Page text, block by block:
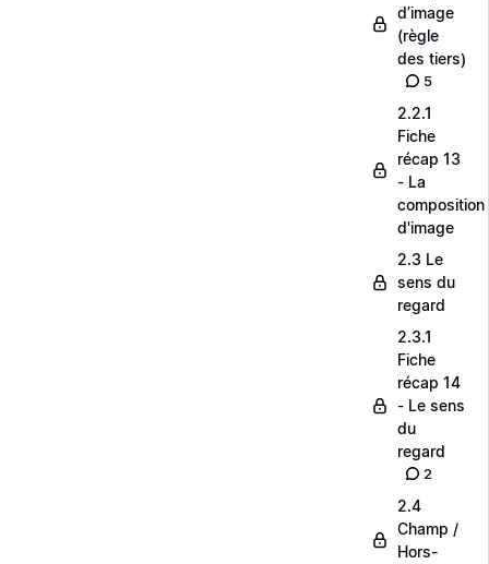
d’image
(règle
des tiers)
5
2.2.1
Fiche
récap 13
- La
composition
d'image
2.3 Le
sens du
regard
2.3.1
Fiche
récap 14
- Le sens
du
regard
2
2.4
Champ /
Hors-